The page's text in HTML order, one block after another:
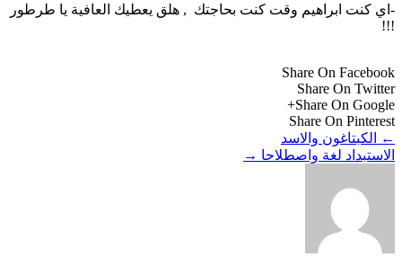
-اي كنت ابراهيم وقت كنت بحاجتك , هلق يعطيك العافية يا طرطور
!!!
Share On Facebook
Share On Twitter
Share On Google+
Share On Pinterest
←
الكبتاغون والاسد
الاستبداد لغة واصطلاحا →